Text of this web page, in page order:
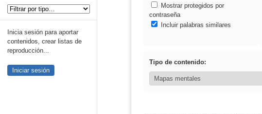
Inicia sesión para aportar
contenidos, crear listas de
reproducción...
Iniciar sesión
Mostrar protegidos por
contraseña
Incluir palabras similares
Tipo de contenido: